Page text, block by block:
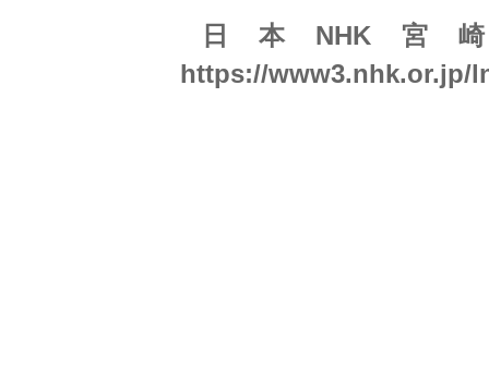
日本NHK宮
https://www3.nhk.or.jp/